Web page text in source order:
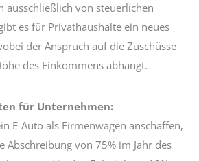
von steuerlichen
es für Privathaushalte ein neues
der Anspruch auf die Zuschüsse
des Einkommens abhängt.
für Unternehmen:
E-Auto als Firmenwagen anschaffen,
Abschreibung von 75% im Jahr des